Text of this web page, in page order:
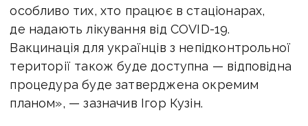
особливо тих, хто працює в стаціонарах,
де надають лікування від COVID-19.
Вакцинація для українців з непідконтрольної
території також буде доступна — відповідна
процедура буде затверджена окремим
планом», — зазначив Ігор Кузін.